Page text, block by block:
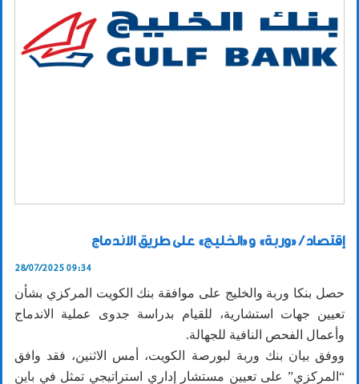
إقتصاد / «وربة» و«الخليج» على طريق الاندماج
28/07/2025 09:34
حصل بنكا وربة والخليج على موافقة بنك الكويت المركزي بشأن
تعيين جهات استشارية، للقيام بدراسة جدوى عملية الاندماج
وأعمال الفحص النافية للجهالة.
ووفق بيان بنك وربة لبورصة الكويت، أمس الاثنين، فقد وافق
“المركزي” على تعيين مستشار إداري استراتيجي تمثل في باين